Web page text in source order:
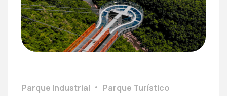
Parque Industrial Parque Turístico